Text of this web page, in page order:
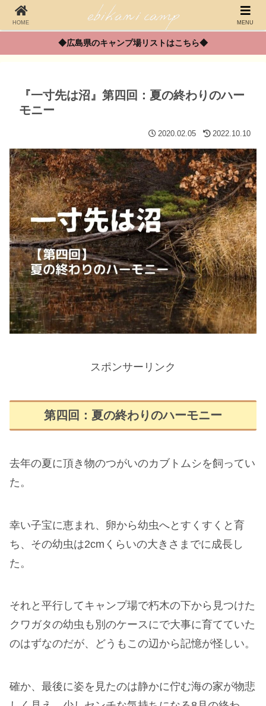
◆広島県のキャンプ場リストはこちら◆
『一寸先は沼』第四回：夏の終わりのハー
モニー
2020.02.05 2022.10.10
スポンサーリンク
第四回：夏の終わりのハーモニー
HOME MENU